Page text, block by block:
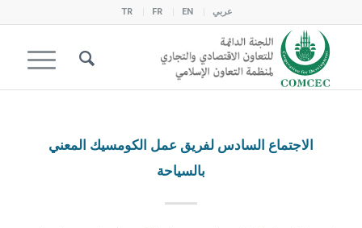
عربي EN
FR
TR
الاجتماع السادس لفريق عمل الكومسيك المعني
بالسياحة